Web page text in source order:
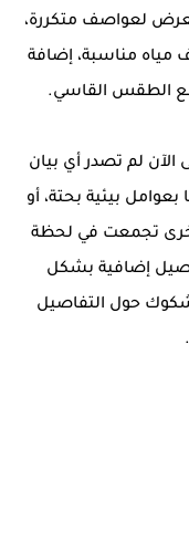
تتعرض لعواصف متكررة،
مياه مناسبة، إضافة
مع الطقس القاسي.
الآن لم تصدر أي بيان
بيئية بحتة، أو
أخرى تجمعت في لحظة
إضافية بشكل
حول التفاصيل